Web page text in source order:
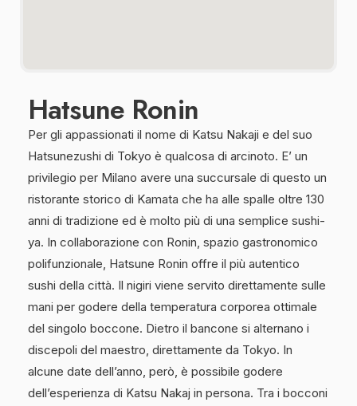
Hatsune Ronin
Per gli appassionati il nome di Katsu Nakaji e del suo
Hatsunezushi di Tokyo è qualcosa di arcinoto. E’ un
privilegio per Milano avere una succursale di questo un
ristorante storico di Kamata che ha alle spalle oltre 130
anni di tradizione ed è molto più di una semplice sushi-
ya. In collaborazione con Ronin, spazio gastronomico
polifunzionale, Hatsune Ronin offre il più autentico
sushi della città. Il nigiri viene servito direttamente sulle
mani per godere della temperatura corporea ottimale
del singolo boccone. Dietro il bancone si alternano i
discepoli del maestro, direttamente da Tokyo. In
alcune date dell’anno, però, è possibile godere
dell’esperienza di Katsu Nakaj in persona. Tra i bocconi